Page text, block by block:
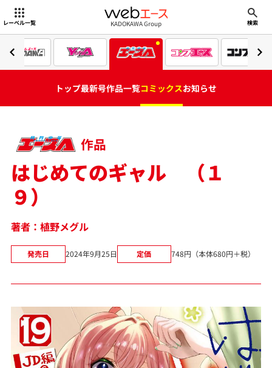
レーベル一覧 webエース
KADOKAWA Group 検索
トップ最新号作品一覧コミックスお知らせ
作品
はじめてのギャル （１
９）
著者：植野メグル
発売日 2024年9月25日 定価 748円（本体680円＋税）